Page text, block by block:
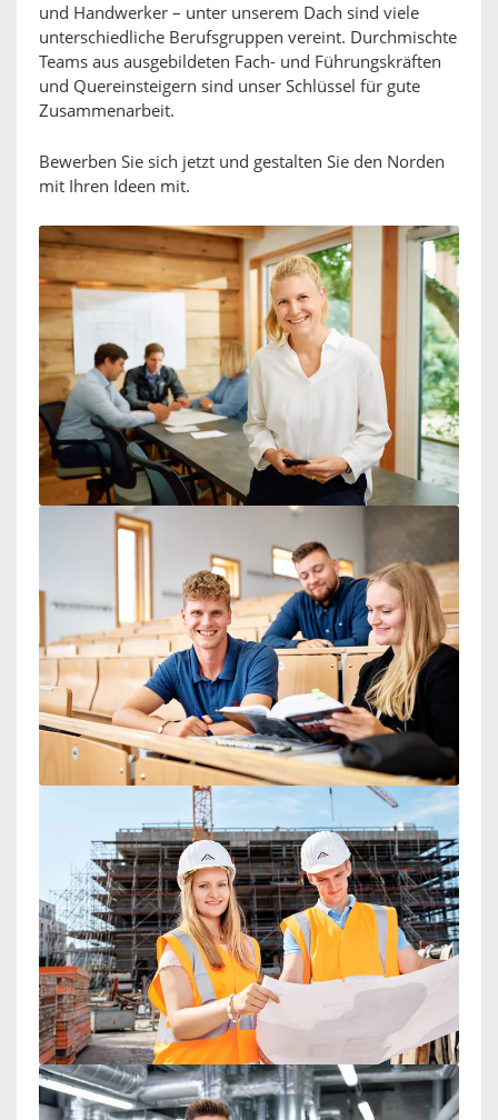
und Handwerker – unter unserem Dach sind viele
unterschiedliche Berufsgruppen vereint. Durchmischte
Teams aus ausgebildeten Fach- und Führungskräften
und Quereinsteigern sind unser Schlüssel für gute
Zusammenarbeit.
Bewerben Sie sich jetzt und gestalten Sie den Norden
mit Ihren Ideen mit.